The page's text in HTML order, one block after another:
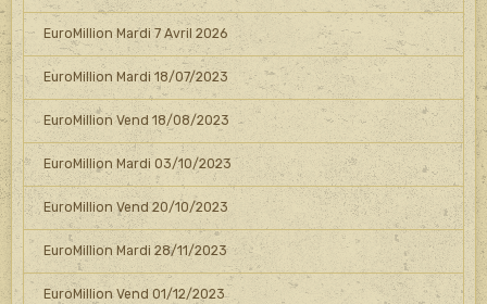
EuroMillion Mardi 7 Avril 2026
EuroMillion Mardi 18/07/2023
EuroMillion Vend 18/08/2023
EuroMillion Mardi 03/10/2023
EuroMillion Vend 20/10/2023
EuroMillion Mardi 28/11/2023
EuroMillion Vend 01/12/2023